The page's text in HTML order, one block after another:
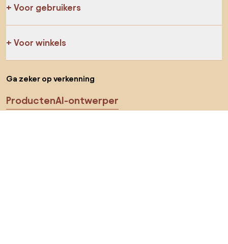
Voor gebruikers
Voor winkels
Ga zeker op verkenning
ProductenAI-ontwerper